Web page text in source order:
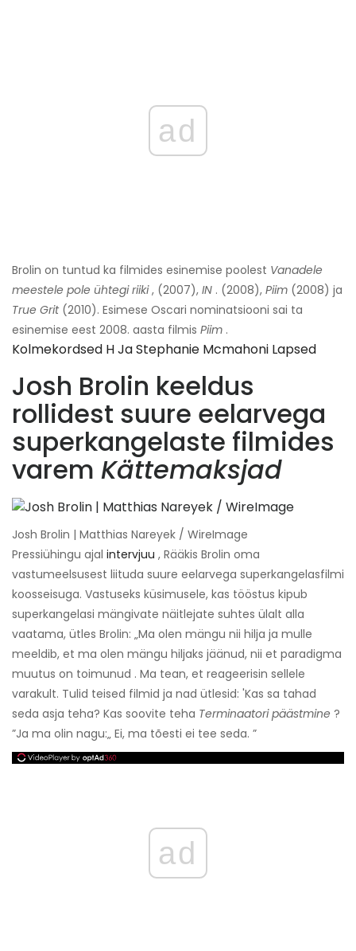
ad
Brolin on tuntud ka filmides esinemise poolest Vanadele
meestele pole ühtegi riiki, (2007), IN . (2008), Piim (2008) ja
True Grit(2010). Esimese Oscari nominatsiooni sai ta
esinemise eest 2008. aasta filmis Piim .
Kolmekordsed H Ja Stephanie Mcmahoni Lapsed
Josh Brolin keeldus
rollidest suure eelarvega
superkangelaste filmides
varem Kättemaksjad
Josh Brolin | Matthias Nareyek / WireImage
Pressiühingu ajal intervjuu , Rääkis Brolin oma
vastumeelsusest liituda suure eelarvega superkangelasfilmi
koosseisuga. Vastuseks küsimusele, kas tööstus kipub
superkangelasi mängivate näitlejate suhtes ülalt alla
vaatama, ütles Brolin: „Ma olen mängu nii hilja ja mulle
meeldib, et ma olen mängu hiljaks jäänud, nii et paradigma
muutus on toimunud . Ma tean, et reageerisin sellele
varakult. Tulid teised filmid ja nad ütlesid: 'Kas sa tahad
seda asja teha? Kas soovite teha Terminaatori päästmine ?
”Ja ma olin nagu:„ Ei, ma tõesti ei tee seda. ”
ad